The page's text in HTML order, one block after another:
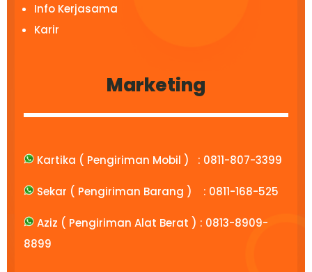
Info Kerjasama
Karir
Marketing
Kartika ( Pengiriman Mobil ) : 0811-807-3399
Sekar ( Pengiriman Barang ) : 0811-168-525
Aziz ( Pengiriman Alat Berat ) : 0813-8909-
8899